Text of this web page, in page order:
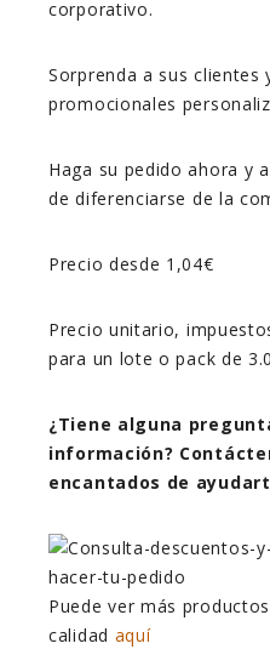
corporativo.
Sorprenda a sus clientes
promocionales
Haga su pedido ahora y
de diferenciarse de la
Precio desde 1,04€
Precio unitario,
para un lote o pack de
¿Tiene alguna
información?
encantados de
Puede ver más
calidad aquí